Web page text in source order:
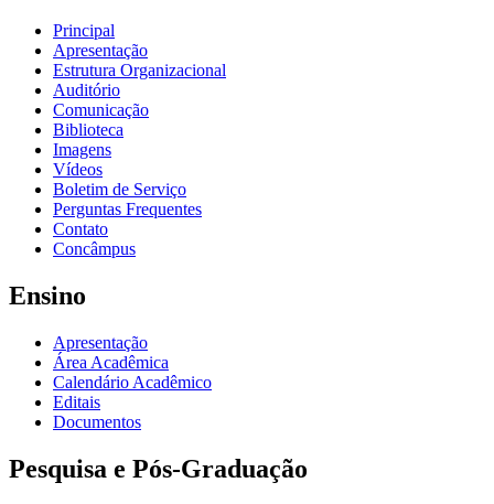
Principal
Apresentação
Estrutura Organizacional
Auditório
Comunicação
Biblioteca
Imagens
Vídeos
Boletim de Serviço
Perguntas Frequentes
Contato
Concâmpus
Ensino
Apresentação
Área Acadêmica
Calendário Acadêmico
Editais
Documentos
Pesquisa e Pós-Graduação